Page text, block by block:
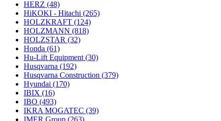
HERZ (48)
HiKOKI - Hitachi (265)
HOLZKRAFT (124)
HOLZMANN (818)
HOLZSTAR (32)
Honda (61)
Hu-Lift Equipment (30)
Husqvarna (192)
Husqvarna Construction (379)
Hyundai (170)
IBIX (16)
IBO (493)
IKRA MOGATEC (39)
IMER Group (263)